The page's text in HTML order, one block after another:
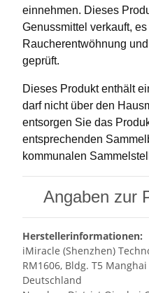
einnehmen. Dieses
Genussmittel verkauft,
Raucherentwöhnung
geprüft.
Dieses Produkt enthält
darf nicht über den
entsorgen Sie das
entsprechenden
kommunalen
Angaben zur
Herstellerinformationen:
iMiracle (Shenzhen)
RM1606, Bldg. T5
Deutschland